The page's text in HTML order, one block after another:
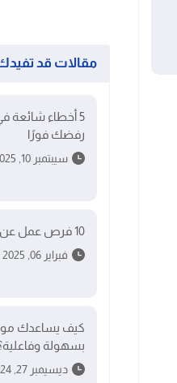
مقالات قد
5 أخطاء شائعة
رفضك فورًا
سيبتمبر 10, 2025
10 فرص عمل عن بُعد يمكنك البدء فيها في 2025
فبراير 06, 2025
بسهولة
ديسيمبر 27, 2024